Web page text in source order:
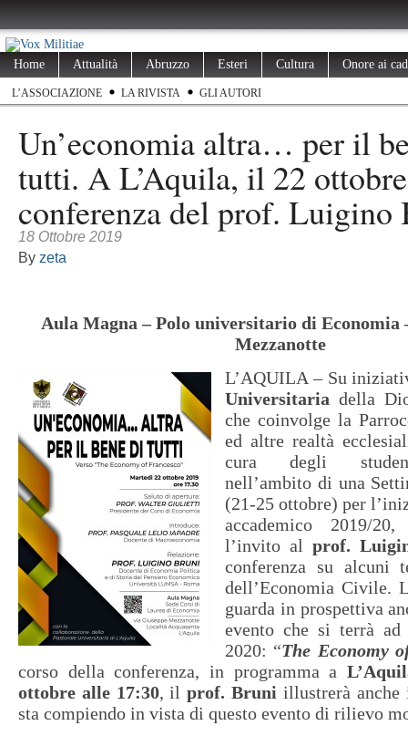
Home Attualità Abruzzo Esteri Cultura Onore ai
L’ASSOCIAZIONE LA RIVISTA GLI AUTORI
Un’economia altra… per il
tutti. A L’Aquila, il 22
conferenza del prof. Luigino
18 Ottobre 2019
By zeta
Aula Magna – Polo universitario di Economia
Mezzanotte
L’AQUILA – Su
Universitaria della
che coinvolge la
ed altre realtà
cura degli
nell’ambito di una
(21-25 ottobre) per
accademico 2019/
l’invito al prof.
conferenza su alcuni
dell’Economia Civile.
guarda in prospettiva
evento che si terrà
2020: “The Economy
corso della conferenza, in programma a
ottobre alle 17:30, ilprof. Bruni illustrerà
sta compiendo in vista di questo evento di rilievo